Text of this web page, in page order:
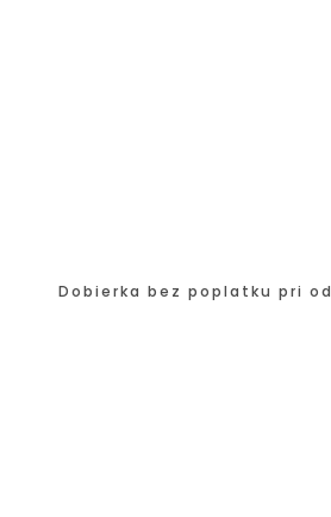
Dobierka bez poplatku pri